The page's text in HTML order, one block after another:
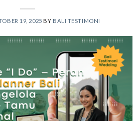
19, 2025 BY BALI TESTIMONI